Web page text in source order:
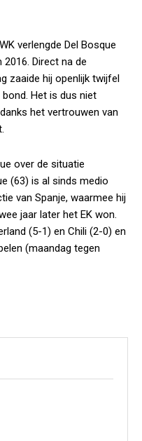
verlengde Del Bosque
Direct na de
zaaide hij openlijk twijfel
Het is dus niet
het vertrouwen van
over de situatie
(63) is al sinds medio
van Spanje, waarmee hij
jaar later het EK won.
(5-1) en Chili (2-0) en
(maandag tegen